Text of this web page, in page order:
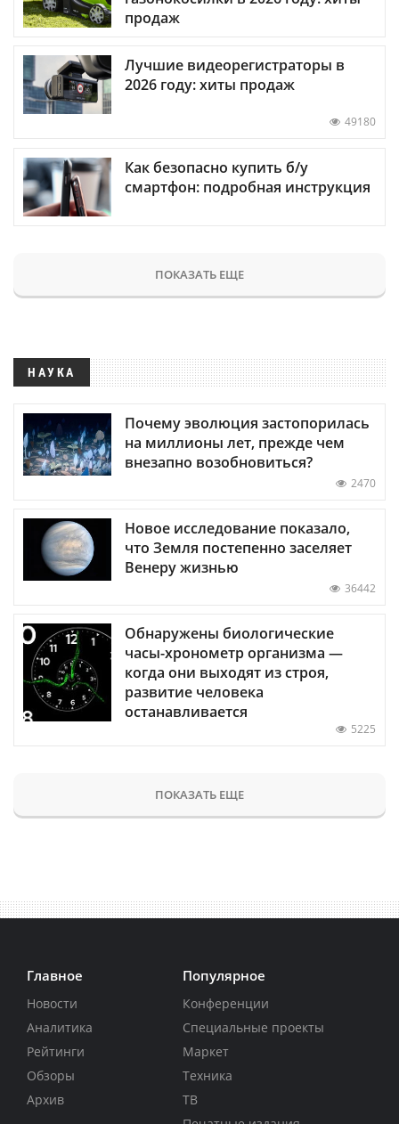
продаж
Лучшие видеорегистраторы в
2026 году: хиты продаж
49180
Как безопасно купить б/у
смартфон: подробная инструкция
ПОКАЗАТЬ ЕЩЕ
НАУКА
Почему эволюция застопорилась
на миллионы лет, прежде чем
внезапно возобновиться?
2470
Новое исследование показало,
что Земля постепенно заселяет
Венеру жизнью
36442
Обнаружены биологические
часы-хронометр организма —
когда они выходят из строя,
развитие человека
останавливается
5225
ПОКАЗАТЬ ЕЩЕ
Главное
Новости
Аналитика
Рейтинги
Обзоры
Архив
Популярное
Конференции
Специальные проекты
Маркет
Техника
ТВ